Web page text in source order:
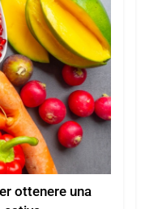
ottenere una